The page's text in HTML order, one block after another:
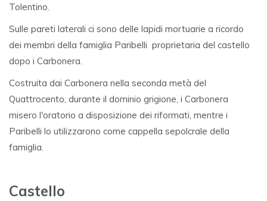
Tolentino.
Sulle pareti laterali ci sono delle lapidi mortuarie a ricordo
dei membri della famiglia Paribelli proprietaria del castello
dopo i Carbonera.
Costruita dai Carbonera nella seconda metà del
Quattrocento, durante il dominio grigione, i Carbonera
misero l'oratorio a disposizione dei riformati, mentre i
Paribelli lo utilizzarono come cappella sepolcrale della
famiglia.
Castello